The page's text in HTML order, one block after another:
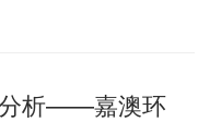
析——嘉澳环